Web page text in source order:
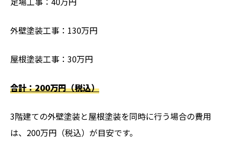
外壁塗装工事：130万円
屋根塗装工事：30万円
合計：200万円（税込）
3階建ての外壁塗装と屋根塗装を同時に行う場合の費用
は、200万円（税込）が目安です。